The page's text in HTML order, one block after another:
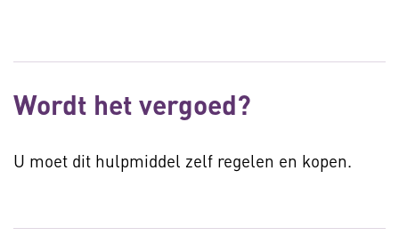
Wordt het vergoed?
U moet dit hulpmiddel zelf regelen en kopen.